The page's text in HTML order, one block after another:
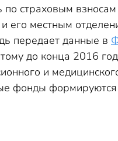
страховым взносам
его местным
передает данные в
до конца 2016
и
формируются